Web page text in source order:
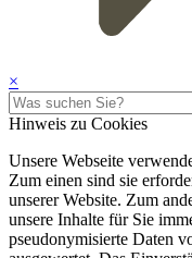
×
Hinweis zu Cookies
Unsere Webseite
Zum einen sind sie
unserer Website. Zum
unsere Inhalte für Sie
pseudonymisierte Daten